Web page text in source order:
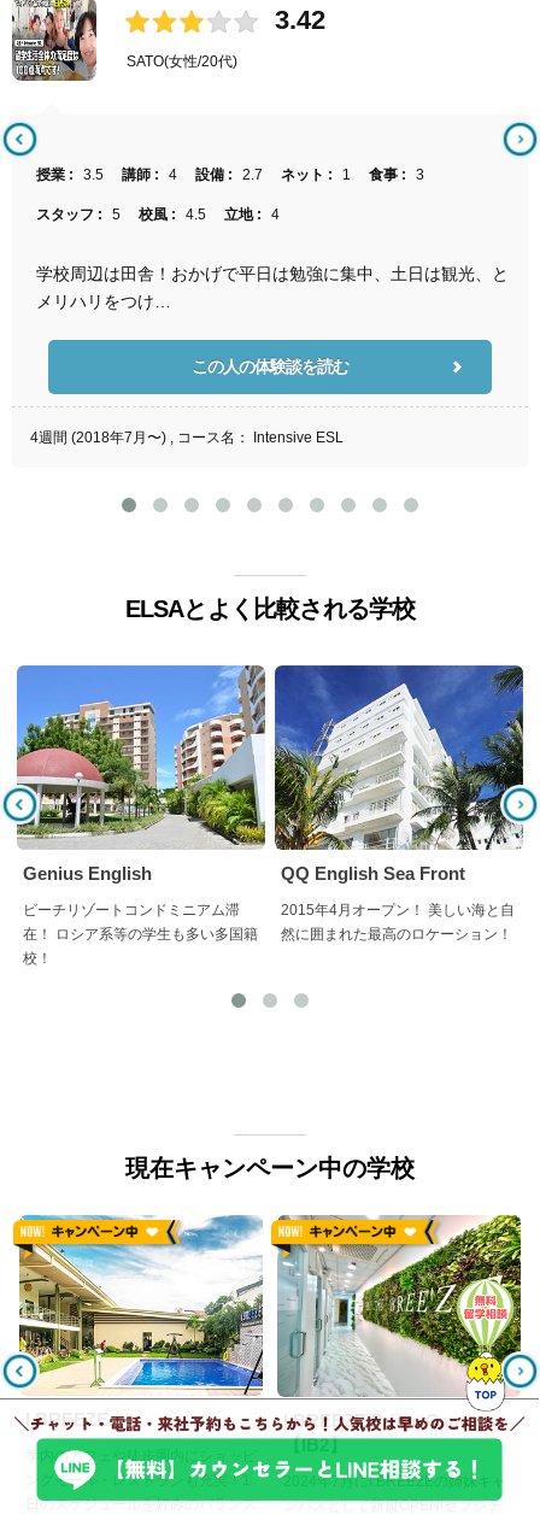
SATO(女性/20代)
3.42
授業 : 3.5 講師 : 4 設備 : 2.7 ネット : 1 食事 : 3
スタッフ : 5 校風 : 4.5 立地 : 4
学校周辺は田舎！おかげで平日は勉強に集中、土日は観光、と
メリハリをつけ…
この人の体験談を読む
4週間 (2018年7月〜) , コース名： Intensive ESL
ELSAとよく比較される学校
Genius English
ビーチリゾートコンドミニアム滞
在！ ロシア系等の学生も多い多国籍
校！
QQ English Sea Front
2015年4月オープン！ 美しい海と自
然に囲まれた最高のロケーション！
現在キャンペーン中の学校
I.BREEZE
学内のカフェや徒歩圏内にショッピ
ングモール・レストランも充実！1
日のスケジュールを好みのバランス
I.BREEZE Prime Campus
【IB2】
2024年7月にI.BREEZEの姉妹キャ
ンパスとして新規OPEN!セブシテ